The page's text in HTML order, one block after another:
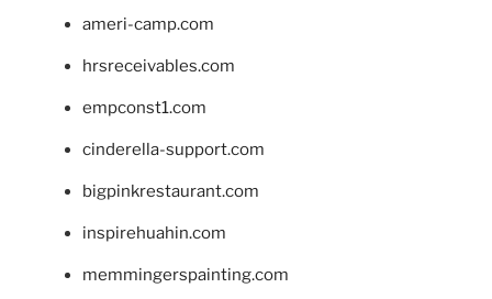
ameri-camp.com
hrsreceivables.com
empconst1.com
cinderella-support.com
bigpinkrestaurant.com
inspirehuahin.com
memmingerspainting.com